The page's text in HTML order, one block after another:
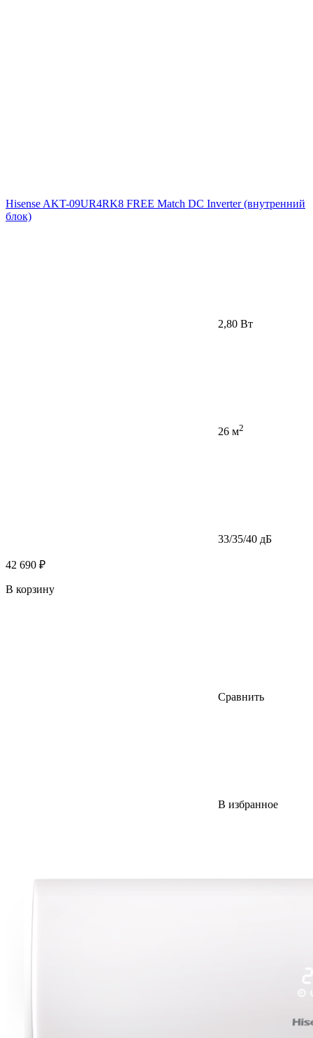
Hisense AKT-09UR4RK8 FREE Match DC Inverter (внутренний
блок)
2,80 Вт
26 м2
33/35/40 дБ
42 690 ₽
В корзину
Сравнить
В избранное